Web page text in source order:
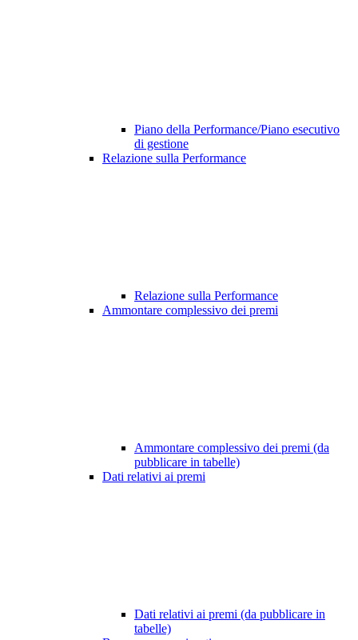
Piano della Performance/Piano esecutivo
di gestione
Relazione sulla Performance
Relazione sulla Performance
Ammontare complessivo dei premi
Ammontare complessivo dei premi (da
pubblicare in tabelle)
Dati relativi ai premi
Dati relativi ai premi (da pubblicare in
tabelle)